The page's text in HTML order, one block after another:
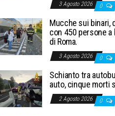
3 Agosto 2026 0
Mucche sui binari,
con 450 persone
di Roma.
3 Agosto 2026 0
Schianto tra
auto, cinque morti
2 Agosto 2026 0